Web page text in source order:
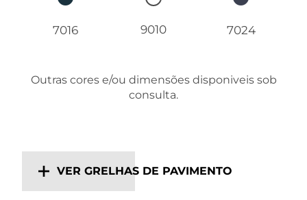
7016 9010 7024
Outras cores e/ou dimensões disponiveis sob
consulta.
VER GRELHAS DE PAVIMENTO